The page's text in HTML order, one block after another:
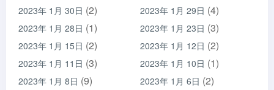
2023年 1月 30日 (2) 2023年 1月 29日 (4)
2023年 1月 28日 (1) 2023年 1月 23日 (3)
2023年 1月 15日 (2) 2023年 1月 12日 (2)
2023年 1月 11日 (3) 2023年 1月 10日 (1)
2023年 1月 8日 (9) 2023年 1月 6日 (2)